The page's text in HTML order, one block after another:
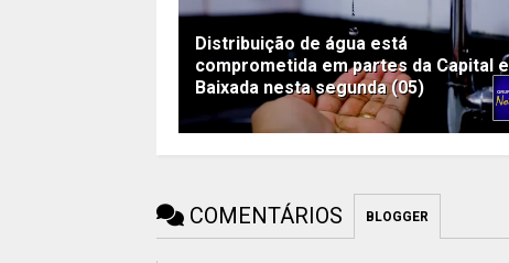
Distribuição de água está
comprometida em partes da Capital e
Baixada nesta segunda (05)
COMENTÁRIOS BLOGGER